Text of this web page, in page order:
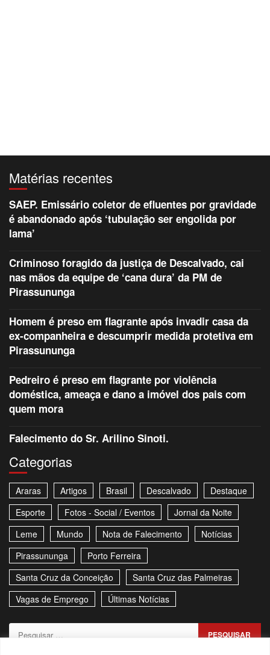
Matérias recentes
SAEP. Emissário coletor de efluentes por gravidade
é abandonado após ‘tubulação ser engolida por
lama’
Criminoso foragido da justiça de Descalvado, cai
nas mãos da equipe de ‘cana dura’ da PM de
Pirassununga
Homem é preso em flagrante após invadir casa da
ex-companheira e descumprir medida protetiva em
Pirassununga
Pedreiro é preso em flagrante por violência
doméstica, ameaça e dano a imóvel dos pais com
quem mora
Falecimento do Sr. Arilino Sinoti.
Categorias
Araras Artigos Brasil Descalvado
Destaque
Esporte
Fotos - Social / Eventos
Jornal da Noite
Leme
Mundo Nota de Falecimento
Notícias
Pirassununga
Porto Ferreira
Santa Cruz da Conceição
Santa Cruz das Palmeiras
Vagas de Emprego
Últimas Notícias
Pesquisar